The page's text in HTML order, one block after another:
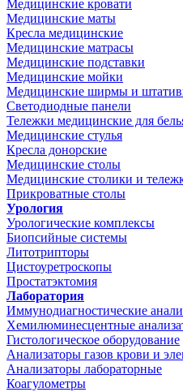
Медицинские кровати
Медицинские маты
Кресла медицинские
Медицинские матрасы
Медицинские подставки
Медицинские мойки
Медицинские ширмы и
Светодиодные панели
Тележки медицинские для
Медицинские стулья
Кресла донорские
Медицинские столы
Медицинские столики и
Прикроватные столы
Урология
Урологические комплексы
Биопсийные системы
Литотрипторы
Цистоуретроскопы
Простатэктомия
Лаборатория
Иммунодиагностические
Хемилюминесцентные
Гистологическое оборудование
Анализаторы газов крови и
Анализаторы лабораторные
Коагулометры